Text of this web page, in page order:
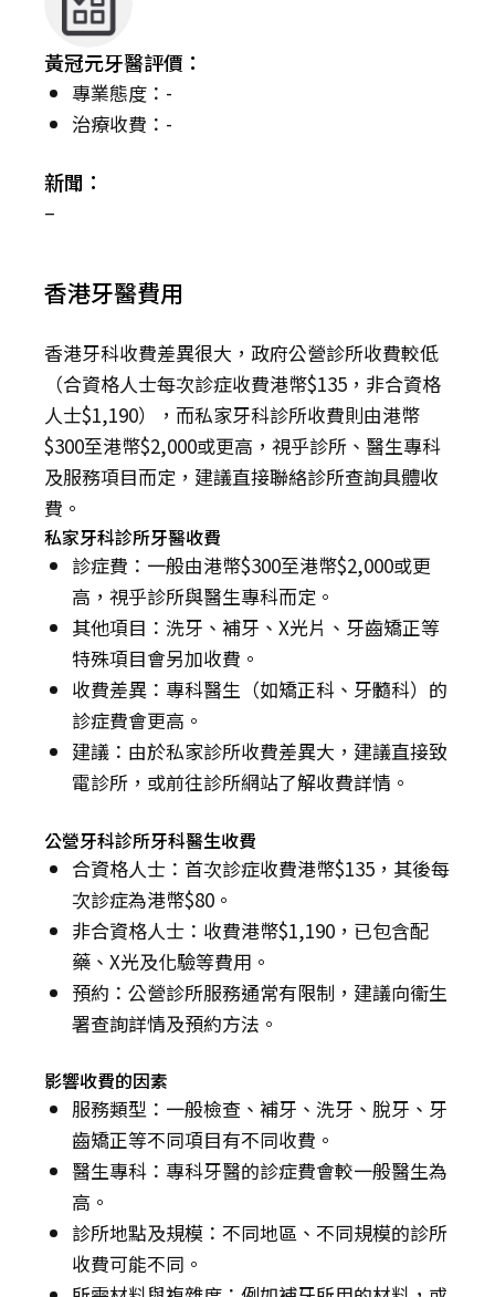
黃冠元牙醫評價：
專業態度：-
治療收費：-
新聞：
–
香港牙醫費用
香港牙科收費差異很大，政府公營診所收費較低
（合資格人士每次診症收費港幣$135，非合資格
人士$1,190），而私家牙科診所收費則由港幣
$300至港幣$2,000或更高，視乎診所、醫生專科
及服務項目而定，建議直接聯絡診所查詢具體收
費。
私家牙科診所牙醫收費
診症費：一般由港幣$300至港幣$2,000或更
高，視乎診所與醫生專科而定。
其他項目：洗牙、補牙、X光片、牙齒矯正等
特殊項目會另加收費。
收費差異：專科醫生（如矯正科、牙髓科）的
診症費會更高。
建議：由於私家診所收費差異大，建議直接致
電診所，或前往診所網站了解收費詳情。
公營牙科診所牙科醫生收費
合資格人士：首次診症收費港幣$135，其後每
次診症為港幣$80。
非合資格人士：收費港幣$1,190，已包含配
藥、X光及化驗等費用。
預約：公營診所服務通常有限制，建議向衞生
署查詢詳情及預約方法。
影響收費的因素
服務類型：一般檢查、補牙、洗牙、脫牙、牙
齒矯正等不同項目有不同收費。
醫生專科：專科牙醫的診症費會較一般醫生為
高。
診所地點及規模：不同地區、不同規模的診所
收費可能不同。